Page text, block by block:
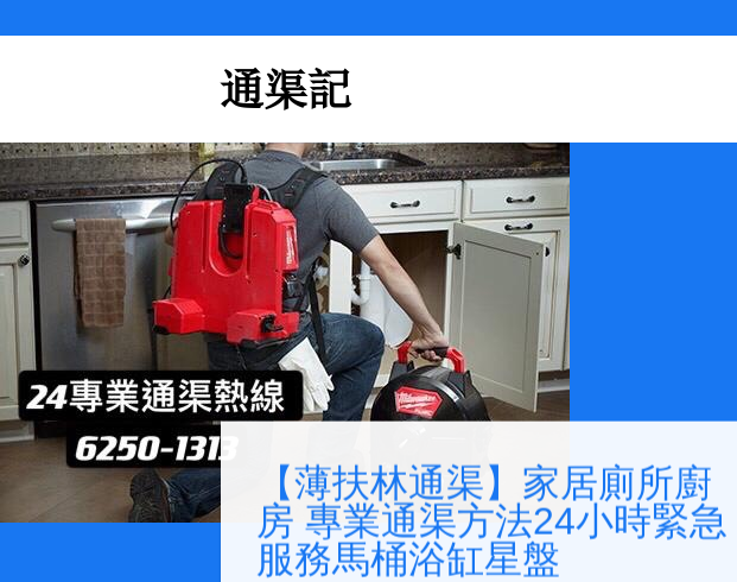
【薄扶林通渠】家居廁所廚
房 專業通渠方法24小時緊急
服務馬桶浴缸星盤